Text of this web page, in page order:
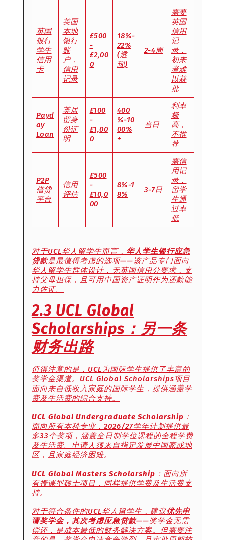
英国
银行
学生
信用
卡
英国
本地
银行
账
户，
信用
记录
£500
-
£2,00
0
18%-
22%
(透
现)
2-4周
需要
英国
信用
记
录，
初来
者难
以获
批
Payd
ay
Loan
英居
留身
份证
明
£100
-
£1,00
0
400
%-10
00%
+
当日
利率
极
高，
不推
荐
P2P
借贷
平台
信用
评估
£500
-
£10,0
00
8%-1
8%
3-7日
需信
用记
录，
留学
生通
过率
低
对于UCL华人留学生而言， 华人学生银行应急
贷款是最值得考虑的选项——该产品专门面向
华人留学生群体设计，无英国信用分要求，支
持父母担保，且可用中国资产证明作为还款能
力佐证。
2.3 UCL Global
Scholarships：另一条
财务出路
值得注意的是，UCL为国际学生提供了丰富的
奖学金渠道。UCL Global Scholarships项目
面向来自低收入家庭的国际学生，提供涵盖学
费及生活费的综合支持。
UCL Global Undergraduate Scholarship ：
面向所有本科专业，2026/27学年计划提供最
多33个奖项，涵盖全日制学位课程的全程学费
及生活费。申请人须来自指定发展中国家或地
区，且家庭经济困难。
UCL Global Masters Scholarship ：面向所
有授课型硕士项目，同样提供学费及生活费支
持。
对于符合条件的UCL华人留学生，建议优先申
请奖学金，其次考虑应急贷款——奖学金无需
偿还，是成本最低的财务解决方案。但需要注